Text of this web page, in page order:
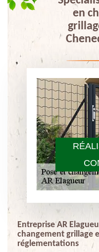
en
Entreprise AR
changement grillage
réglementations